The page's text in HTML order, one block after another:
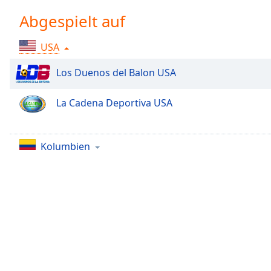
Chapters
Descriptions
descriptions
off,
selected
subtitles
Abgespielt auf
USA
Los Duenos del Balon USA
La Cadena Deportiva USA
Kolumbien